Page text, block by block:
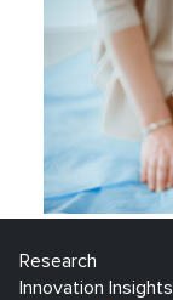
Research
Innovation Insights